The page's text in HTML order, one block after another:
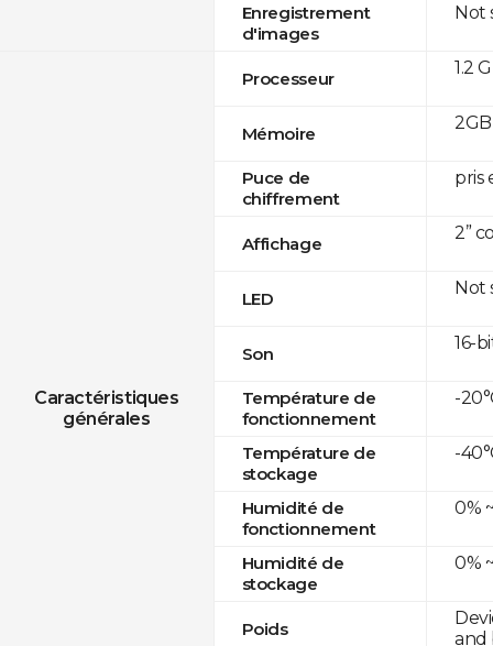
Enregistrement
d'images
Caractéristiques
générales
Processeur
Mémoire
Puce de
chiffrement
Affichage
LED
Son
Température de
fonctionnement
Température de
stockage
Humidité de
fonctionnement
Humidité de
stockage
Poids
Not
1.2
pris
2”
Not
16-
-
-
0%
0%
and